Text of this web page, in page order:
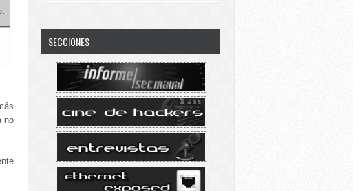
no
SECCIONES